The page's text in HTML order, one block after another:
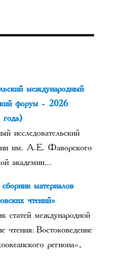
международный
форум - 2026
года)
исследовательский
им. А.Е. Фаворского
академии...
материалов
чтений»
статей международной
Востоковедение
региона»,